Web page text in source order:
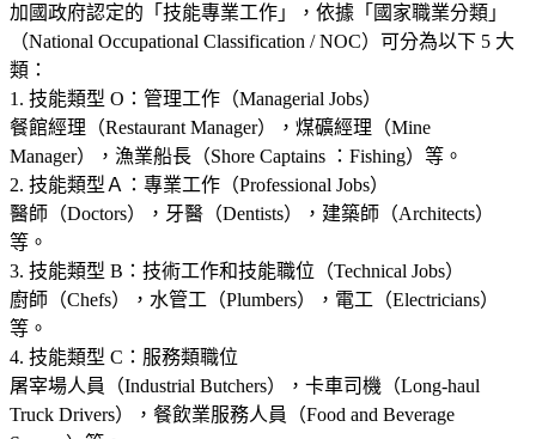
加國政府認定的「技能專業工作」，依據「國家職業分類」
（National Occupational Classification / NOC）可分為以下 5 大
類：
1. 技能類型 O：管理工作（Managerial Jobs）
餐館經理（Restaurant Manager），煤礦經理（Mine
Manager），漁業船長（Shore Captains ：Fishing）等。
2. 技能類型Ａ：專業工作（Professional Jobs）
醫師（Doctors），牙醫（Dentists），建築師（Architects）
等。
3. 技能類型 B：技術工作和技能職位（Technical Jobs）
廚師（Chefs），水管工（Plumbers），電工（Electricians）
等。
4. 技能類型 C：服務類職位
屠宰場人員（Industrial Butchers），卡車司機（Long-haul
Truck Drivers），餐飲業服務人員（Food and Beverage